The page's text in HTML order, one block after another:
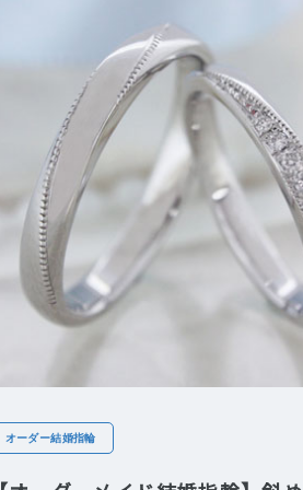
オーダー結婚指輪